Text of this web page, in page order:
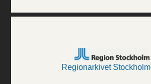
Regionarkivet Stockholm